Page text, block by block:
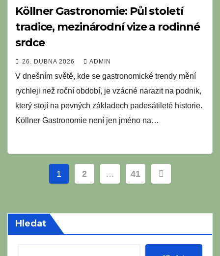
Köllner Gastronomie: Půl století
tradice, mezinárodní vize a rodinné
srdce
26. DUBNA 2026 ADMIN
V dnešním světě, kde se gastronomické trendy mění
rychleji než roční období, je vzácné narazit na podnik,
který stojí na pevných základech padesátileté historie.
Köllner Gastronomie není jen jméno na…
Stránkování
1 2 … 41
Hledat